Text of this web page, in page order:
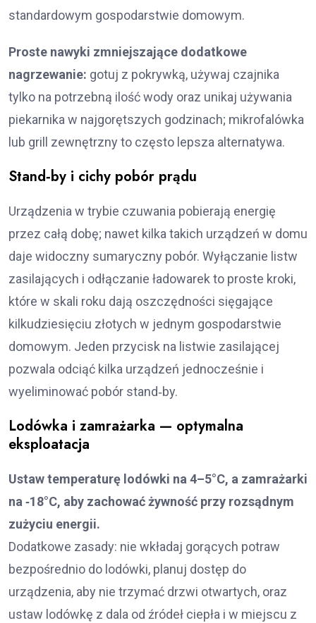
standardowym gospodarstwie domowym.
Proste nawyki zmniejszające dodatkowe
nagrzewanie: gotuj z pokrywką, używaj czajnika
tylko na potrzebną ilość wody oraz unikaj używania
piekarnika w najgorętszych godzinach; mikrofalówka
lub grill zewnętrzny to często lepsza alternatywa.
Stand‑by i cichy pobór prądu
Urządzenia w trybie czuwania pobierają energię
przez całą dobę; nawet kilka takich urządzeń w domu
daje widoczny sumaryczny pobór. Wyłączanie listw
zasilających i odłączanie ładowarek to proste kroki,
które w skali roku dają oszczędności sięgające
kilkudziesięciu złotych w jednym gospodarstwie
domowym. Jeden przycisk na listwie zasilającej
pozwala odciąć kilka urządzeń jednocześnie i
wyeliminować pobór stand‑by.
Lodówka i zamrażarka — optymalna
eksploatacja
Ustaw temperaturę lodówki na 4–5°C, a zamrażarki
na ‑18°C, aby zachować żywność przy rozsądnym
zużyciu energii.
Dodatkowe zasady: nie wkładaj gorących potraw
bezpośrednio do lodówki, planuj dostęp do
urządzenia, aby nie trzymać drzwi otwartych, oraz
ustaw lodówkę z dala od źródeł ciepła i w miejscu z